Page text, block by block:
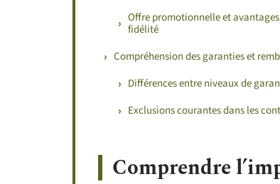
Offre promotionnelle et
fidélité
Compréhension des garanties et
Différences entre niveaux de
Exclusions courantes dans les
Comprendre